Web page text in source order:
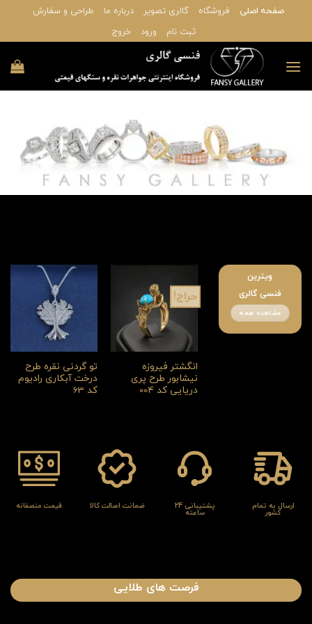
content
صفحه اصلی فروشگاه گالری تصویر درباره ما
طراحی و سفارش
ثبت نام
ورود خروج
ویترین
فنسی گالری
مشاهده همه
حراج!
انگشتر فیروزه
نیشابور طرح پری
دریایی کد 004
تو گردنی نقره طرح
درخت آبکاری رادیوم
کد 63
ارسال به تمام
کشور
پشتیبانی 24
ساعته
ضمانت اصالت کالا قیمت منصفانه
فرصت های طلایی